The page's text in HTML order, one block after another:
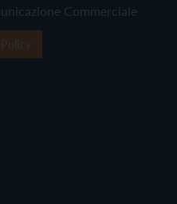
Commerciale